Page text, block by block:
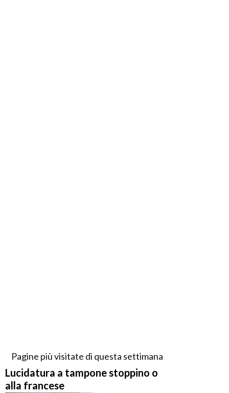
Pagine più visitate di questa settimana
Lucidatura a tampone stoppino o
alla francese